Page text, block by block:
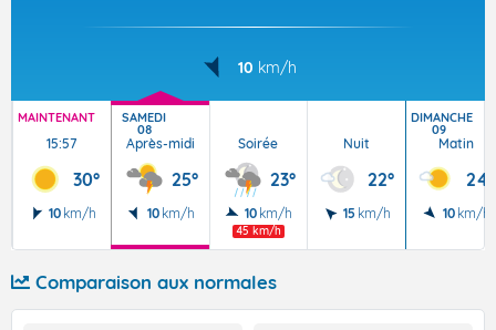
10 km/h
MAINTENANT
15:57
30°
10 km/h
SAMEDI
08
Après-midi
25°
10 km/h
Soirée
23°
10 km/h
45 km/h
Nuit
22°
15 km/h
DIMANCHE
09
Matin
24°
10 km/h
Comparaison aux normales